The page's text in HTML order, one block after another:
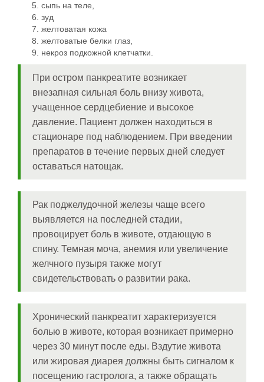
сыпь на теле,
зуд
желтоватая кожа
желтоватые белки глаз,
некроз подкожной клетчатки.
При остром панкреатите возникает
внезапная сильная боль внизу живота,
учащенное сердцебиение и высокое
давление. Пациент должен находиться в
стационаре под наблюдением. При введении
препаратов в течение первых дней следует
оставаться натощак.
Рак поджелудочной железы чаще всего
выявляется на последней стадии,
провоцирует боль в животе, отдающую в
спину. Темная моча, анемия или увеличение
желчного пузыря также могут
свидетельствовать о развитии рака.
Хронический панкреатит характеризуется
болью в животе, которая возникает примерно
через 30 минут после еды. Вздутие живота
или жировая диарея должны быть сигналом к
посещению гастролога, а также обращать